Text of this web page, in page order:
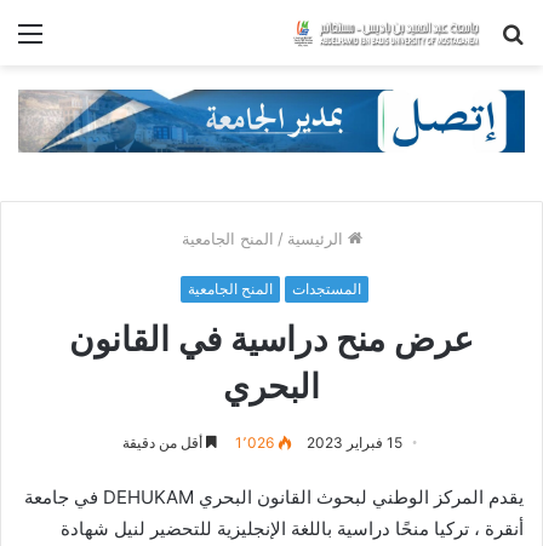
بحث
الرئيسية / المنح الجامعية
المستجدات المنح الجامعية
عرض منح دراسية في القانون
البحري
15 فبراير 2023 1٬026 أقل من دقيقة
يقدم المركز الوطني لبحوث القانون البحري DEHUKAM في جامعة
أنقرة ، تركيا منحًا دراسية باللغة الإنجليزية للتحضير لنيل شهادة